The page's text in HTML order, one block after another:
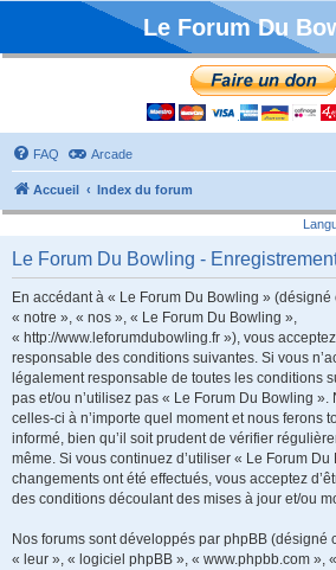
Le Forum Du
FAQ Arcade
Accueil Index du forum
Le Forum Du Bowling -
En accédant à « Le Forum Du Bowling »
« notre », « nos », « Le Forum Du Bowling »,
« http://www.leforumdubowling.fr »), vous
responsable des conditions suivantes. Si vous
légalement responsable de toutes les conditions
pas et/ou n’utilisez pas « Le Forum Du Bowling
celles-ci à n’importe quel moment et nous ferons
informé, bien qu’il soit prudent de vérifier
même. Si vous continuez d’utiliser « Le Forum
changements ont été effectués, vous acceptez
des conditions découlant des mises à jour et/ou
Nos forums sont développés par phpBB (désigné
« leur », « logiciel phpBB », « www.phpbb.com »,